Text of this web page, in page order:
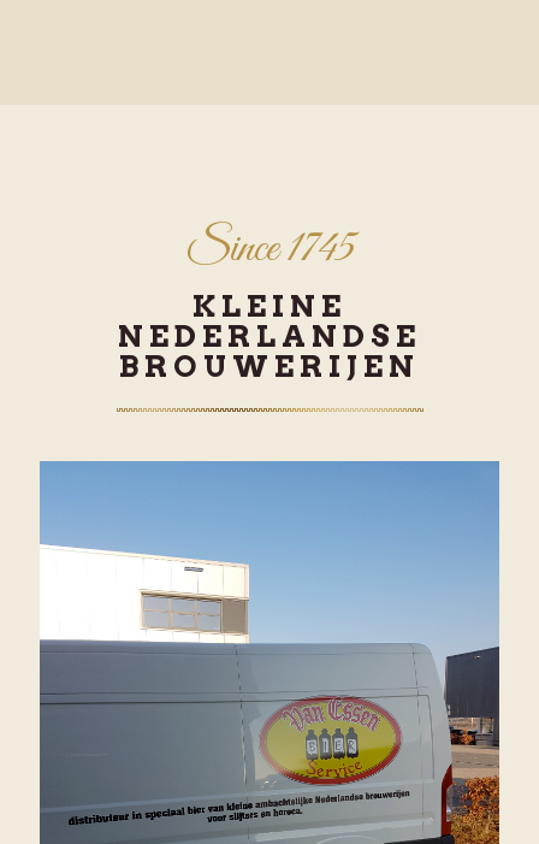
Since 1745
KLEINE
NEDERLANDSE
BROUWERIJEN